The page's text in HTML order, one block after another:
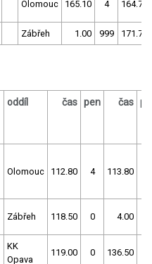
Olomouc 165.10 4 164.70
Zábřeh 1.00 999 171.70
oddíl čas pen čas
Olomouc 112.80 4 113.80
Zábřeh 118.50 0 4.00
KK
Opava
119.00 0 136.50